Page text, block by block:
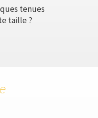
tenues
taille ?